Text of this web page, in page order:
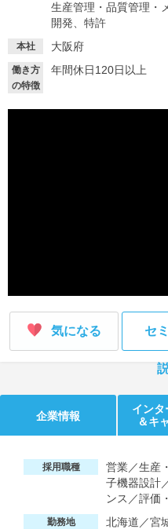
イベントを探す
就活ノウハウ・サポート
生産管理・品質管理・
開発、特許
本社 大阪府
働き方
の特徴
年間休日120日以上
気になる セ
企業情報
イン
＆キ
採用職種
営業／生産
子機器設計
ンス／評価
勤務地
北海道／宮